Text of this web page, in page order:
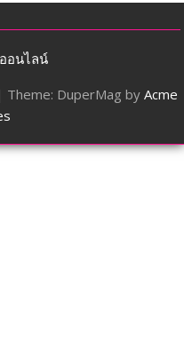
อนไลน์
Theme: DuperMag by Acme